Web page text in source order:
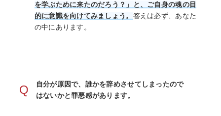
を学ぶために来たのだろう？」と、ご自身の魂の目
的に意識を向けてみましょう。 答えは必ず、あなた
の中にあります。
Q
自分が原因で、誰かを辞めさせてしまったので
はないかと罪悪感があります。